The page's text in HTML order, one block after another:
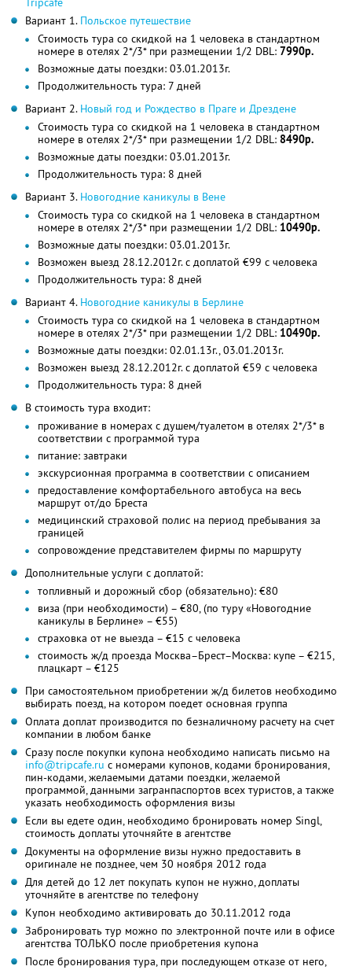
Вариант 1. Польское путешествие
Стоимость тура со скидкой на 1 человека в стандартном
номере в отелях 2*/3* при размещении 1/2 DBL: 7990р.
Возможные даты поездки: 03.01.2013г.
Продолжительность тура: 7 дней
Вариант 2. Новый год и Рождество в Праге и Дрездене
Стоимость тура со скидкой на 1 человека в стандартном
номере в отелях 2*/3* при размещении 1/2 DBL: 8490р.
Возможные даты поездки: 03.01.2013г.
Продолжительность тура: 8 дней
Вариант 3. Новогодние каникулы в Вене
Стоимость тура со скидкой на 1 человека в стандартном
номере в отелях 2*/3* при размещении 1/2 DBL: 10490р.
Возможные даты поездки: 03.01.2013г.
Возможен выезд 28.12.2012г. с доплатой €99 с человека
Продолжительность тура: 8 дней
Вариант 4. Новогодние каникулы в Берлине
Стоимость тура со скидкой на 1 человека в стандартном
номере в отелях 2*/3* при размещении 1/2 DBL: 10490р.
Возможные даты поездки: 02.01.13г., 03.01.2013г.
Возможен выезд 28.12.2012г. с доплатой €59 с человека
Продолжительность тура: 8 дней
В стоимость тура входит:
проживание в номерах с душем/туалетом в отелях 2*/3* в
соответствии с программой тура
питание: завтраки
экскурсионная программа в соответствии с описанием
предоставление комфортабельного автобуса на весь
маршрут от/до Бреста
медицинский страховой полис на период пребывания за
границей
сопровождение представителем фирмы по маршруту
Дополнительные услуги с доплатой:
топливный и дорожный сбор (обязательно): €80
виза (при необходимости) – €80, (по туру «Новогодние
каникулы в Берлине» – €55)
страховка от не выезда – €15 с человека
стоимость ж/д проезда Москва–Брест–Москва: купе – €215,
плацкарт – €125
При самостоятельном приобретении ж/д билетов необходимо
выбирать поезд, на котором поедет основная группа
Оплата доплат производится по безналичному расчету на счет
компании в любом банке
Сразу после покупки купона необходимо написать письмо на
info@tripcafe.ru с номерами купонов, кодами бронирования,
пин-кодами, желаемыми датами поездки, желаемой
программой, данными загранпаспортов всех туристов, а также
указать необходимость оформления визы
Если вы едете один, необходимо бронировать номер Singl,
стоимость доплаты уточняйте в агентстве
Документы на оформление визы нужно предоставить в
оригинале не позднее, чем 30 ноября 2012 года
Для детей до 12 лет покупать купон не нужно, доплаты
уточняйте в агентстве по телефону
Купон необходимо активировать до 30.11.2012 года
Забронировать тур можно по электронной почте или в офисе
агентства ТОЛЬКО после приобретения купона
После бронирования тура, при последующем отказе от него,